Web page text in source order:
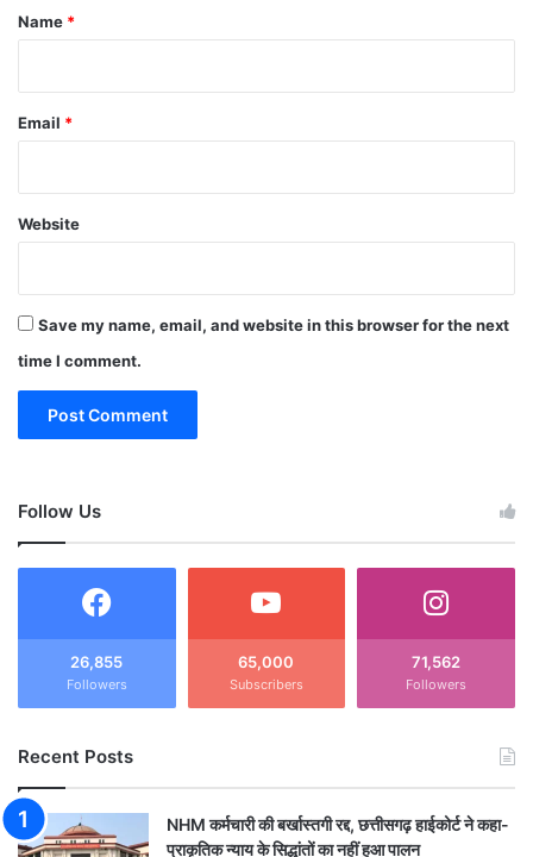
*
Name *
Email *
Website
Save my name, email, and website in this browser for the next
time I comment.
Follow Us
26,855
Followers
65,000
Subscribers
71,562
Followers
Recent Posts
NHM कर्मचारी की बर्खास्तगी रद्द, छत्तीसगढ़ हाईकोर्ट ने कहा-
प्राकृतिक न्याय के सिद्धांतों का नहीं हुआ पालन